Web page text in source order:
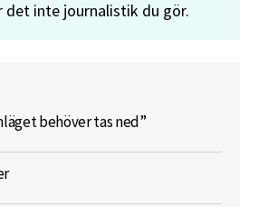
det inte journalistik du gör.
behöver tas ned”